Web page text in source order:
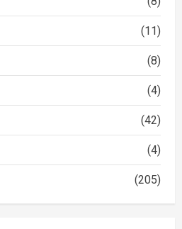
(11)
(8)
(4)
(42)
(4)
(205)